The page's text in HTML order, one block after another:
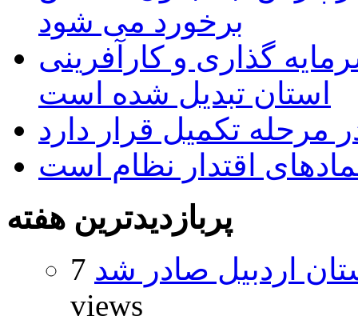
برخورد می شود
گذاری و کارآفرینی
استان تبدیل شده است
مرحله تکمیل قرار دارد
اقتدار نظام است
پربازدیدترین هفته
اردبیل صادر شد 7
views